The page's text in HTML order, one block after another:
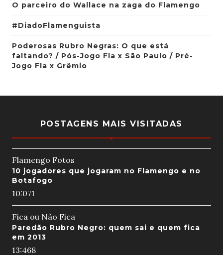
O parceiro do Wallace na zaga do Flamengo
#DiadoFlamenguista
Poderosas Rubro Negras: O que está
faltando? / Pós-Jogo Fla x São Paulo / Pré-
Jogo Fla x Grêmio
POSTAGENS MAIS VISITADAS
Flamengo Fotos
10 jogadores que jogaram no Flamengo e no
Botafogo
10:071
Fica ou Não Fica
Paredão Rubro Negro: quem sai e quem fica
em 2013
13:468